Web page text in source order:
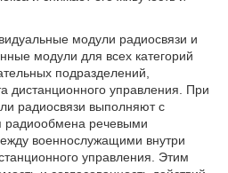
модули радиосвязи и
модули для всех категорий
подразделений,
дистанционного управления. При
радиосвязи выполняют с
радиообмена речевыми
военнослужащими внутри
управления. Этим